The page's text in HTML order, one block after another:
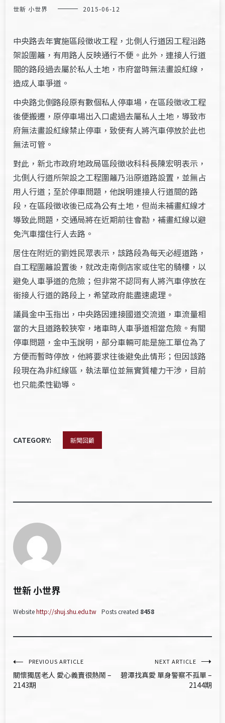
世新 小世界 2015-06-12
中央路去年實施區段徵收工程，北側人行道因工程沿路
架設圍籬，有用路人反映通行不便。此外，連接人行道
間的路段過去屬於私人土地，市府當時無法畫設紅線，
造成人車爭道。
中央路北側路段原有數個私人停車場，在區段徵收工程
後便搬遷，原停車場出入口處過去屬私人土地，導致市
府無法畫設紅線禁止停車，致使有人將汽車停放於此也
無法可管。
對此，新北市政府地政局區段徵收科科長陳宏明表示，
北側人行道所架設之工程圍籬乃沿原道路設置，並無占
用人行道；至於停車問題，他說明連接人行道間的路
段，在區段徵收後已成為公有土地，但尚未補畫紅線才
導致此問題，交通局將在近期前往會勘，補畫紅線以避
免汽車擋住行人去路。
居住在附近的劉姓民眾表示，該路段為每天必經道路，
自工程圍籬設置後，就改走南側店家或住宅的騎樓，以
避免人車爭道的危險；但非常不認同有人將汽車停放在
銜接人行道的路段上，希望政府能盡速處理。
議員金中玉指出，中央路因連接國道交流道，車流量相
當的大且道路較狹窄，堵車時人車爭道相當危險。有關
停車問題，金中玉說明，部分車輛可能是施工單位為了
方便而暫時停放，他將要求往後避免此情形；但因該路
段現在為非紅線區，執法單位並無實質權力干涉，目前
也只能柔性勸導。
CATEGORY: 新聞回顧
世新 小世界
Websitehttp://shuj.shu.edu.tw Posts created 8458
文
章
PREVIOUS ARTICLE
關懷獨居老人 愛心義賣很熱鬧 –
2143期
NEXT ARTICLE
碧潭找真愛 單身警察不孤單 –
2144期